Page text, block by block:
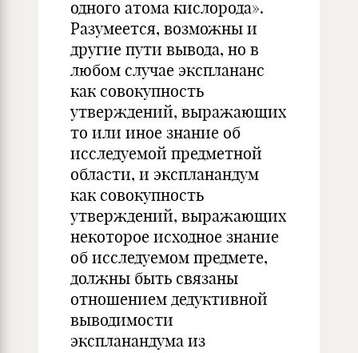
одного атома кислорода».
Разумеется, возможны и
другие пути вывода, но в
любом случае эксплананс
как совокупность
утверждений, выражающих
то или иное знание об
исследуемой предметной
области, и экспланандум
как совокупность
утверждений, выражающих
некоторое исходное знание
об исследуемом предмете,
должны быть связаны
отношением дедуктивной
выводимости
экспланандума из